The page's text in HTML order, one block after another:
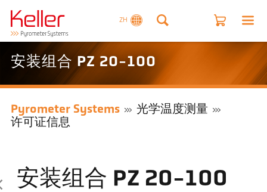
ZH
安装组合 PZ 20-100
Pyrometer Systems
光学温度测量
许可证信息
安装组合 PZ 20-100